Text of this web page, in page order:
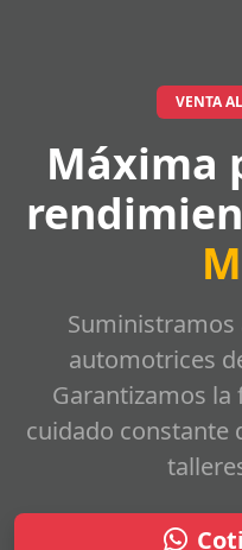
VENTA
Máxima
Suministramos
automotrices
Garantizamos la
cuidado constante